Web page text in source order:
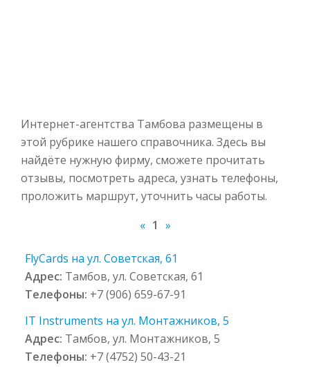
Интернет-агентства Тамбова размещены в
этой рубрике нашего справочника. Здесь вы
найдёте нужную фирму, сможете прочитать
отзывы, посмотреть адреса, узнать телефоны,
проложить маршрут, уточнить часы работы.
« 1 »
FlyCards на ул. Советская, 61
Адрес: Тамбов, ул. Советская, 61
Телефоны: +7 (906) 659-67-91
IT Instruments на ул. Монтажников, 5
Адрес: Тамбов, ул. Монтажников, 5
Телефоны: +7 (4752) 50-43-21